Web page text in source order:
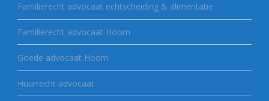
Familierecht advocaat echtscheiding & alimentatie
Familierecht advocaat Hoorn
Goede advocaat Hoorn
Huurrecht advocaat